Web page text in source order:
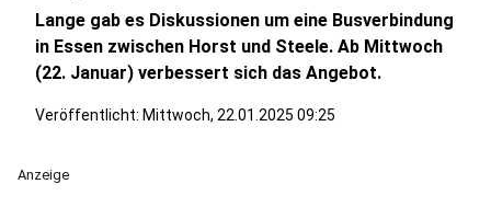
Lange gab es Diskussionen um eine Busverbindung
in Essen zwischen Horst und Steele. Ab Mittwoch
(22. Januar) verbessert sich das Angebot.
Veröffentlicht: Mittwoch, 22.01.2025 09:25
Anzeige